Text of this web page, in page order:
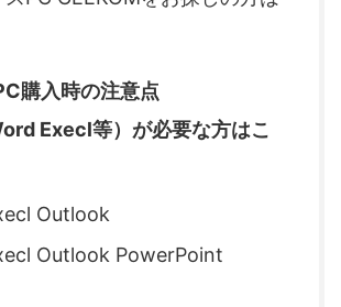
購入時の注意点
Execl等）が必要な方はこ
Outlook
Outlook PowerPoint